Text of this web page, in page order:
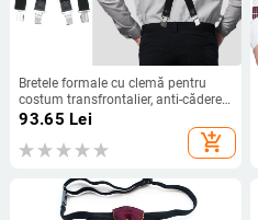
Bretele formale cu clemă pentru
costum transfrontalier, anti-cădere,
cu patru cleme, elastice de 3,5 cm,
93.65 Lei
add_shopping_cart